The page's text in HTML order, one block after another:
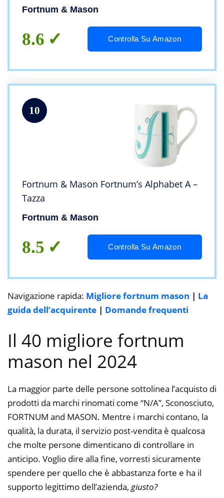
Fortnum & Mason
8.6 Controlla Su Amazon
10
Fortnum & Mason Fortnum’s Alphabet A –
Tazza
Fortnum & Mason
8.5 Controlla Su Amazon
Navigazione rapida: Migliore fortnum mason | La
guida dell’acquirente | Domande frequenti
Il 40 migliore fortnum
mason nel 2024
La maggior parte delle persone sottolinea l’acquisto di
prodotti da marchi rinomati come “N/A”, Sconosciuto,
FORTNUM and MASON. Mentre i marchi contano, la
qualità, la durata, il servizio post-vendita è qualcosa
che molte persone dimenticano di controllare in
anticipo. Voglio dire alla fine, vorresti sicuramente
spendere per quello che è abbastanza forte e ha il
supporto legittimo dell’azienda, giusto?